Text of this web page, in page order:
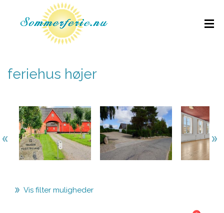
feriehus højer
Vis filter muligheder